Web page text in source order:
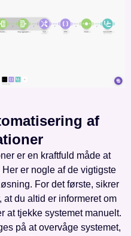
af
er en kraftfuld måde at
er nogle af de vigtigste
For det første, sikrer
du altid er informeret om
at tjekke systemet manuelt.
på at overvåge systemet,